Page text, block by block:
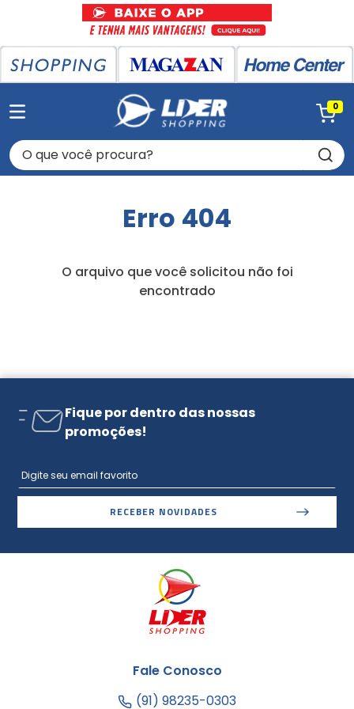
0
O que você procura?
Erro 404
O arquivo que você solicitou não foi
encontrado
Fique por dentro das nossas
promoções!
RECEBER NOVIDADES
Fale Conosco
(91) 98235-0303